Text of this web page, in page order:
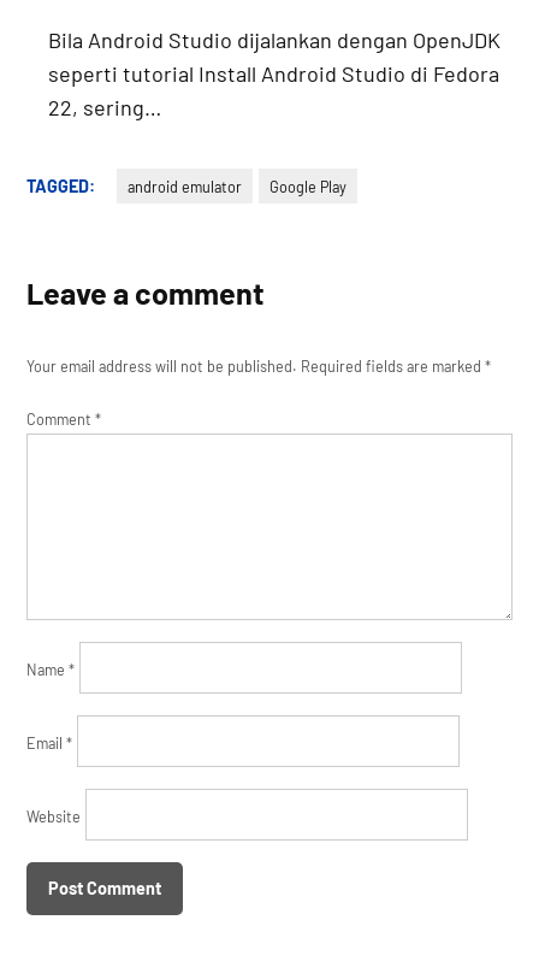
Bila Android Studio dijalankan dengan OpenJDK
seperti tutorial Install Android Studio di Fedora
22, sering…
TAGGED: android emulator Google Play
Leave a comment
Your email address will not be published. Required fields are marked*
Comment*
Name*
Email*
Website